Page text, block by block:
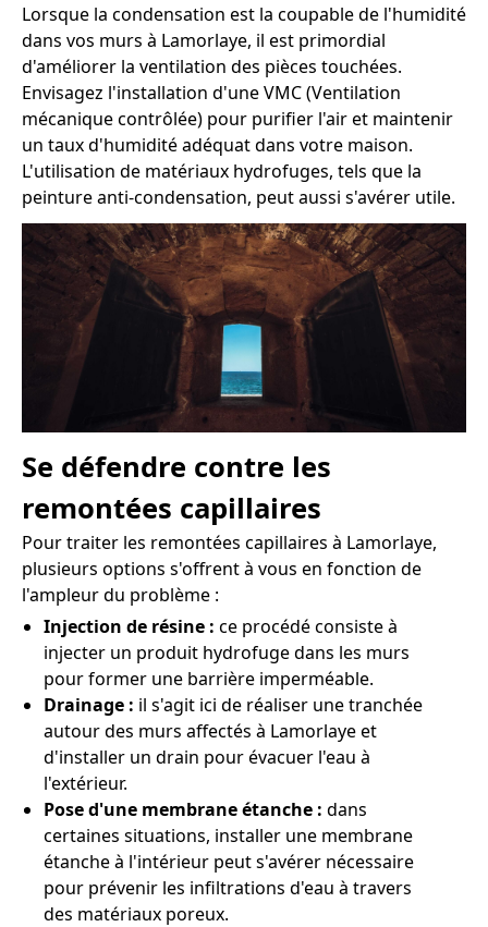
Lorsque la condensation est la coupable de l'humidité
dans vos murs à Lamorlaye, il est primordial
d'améliorer la ventilation des pièces touchées.
Envisagez l'installation d'une VMC (Ventilation
mécanique contrôlée) pour purifier l'air et maintenir
un taux d'humidité adéquat dans votre maison.
L'utilisation de matériaux hydrofuges, tels que la
peinture anti-condensation, peut aussi s'avérer utile.
Se défendre contre les
remontées capillaires
Pour traiter les remontées capillaires à Lamorlaye,
plusieurs options s'offrent à vous en fonction de
l'ampleur du problème :
Injection de résine : ce procédé consiste à
injecter un produit hydrofuge dans les murs
pour former une barrière imperméable.
Drainage : il s'agit ici de réaliser une tranchée
autour des murs affectés à Lamorlaye et
d'installer un drain pour évacuer l'eau à
l'extérieur.
Pose d'une membrane étanche : dans
certaines situations, installer une membrane
étanche à l'intérieur peut s'avérer nécessaire
pour prévenir les infiltrations d'eau à travers
des matériaux poreux.